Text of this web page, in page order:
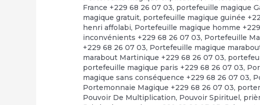
France +229 68 26 07 03, portefeuille magique
magique gratuit, portefeuille magique guinée
henri affolabi, Portefeuille magique homme
inconvénients +229 68 26 07 03, Portefeuille
+229 68 26 07 03, Portefeuille magique
marabout Martinique +229 68 26 07 03,
portefeuille magique paris +229 68 26 07 03,
magique sans conséquence +229 68 26 07 03,
Portemonnaie Magique +229 68 26 07 03,
Pouvoir De Multiplication, Pouvoir Spirituel,